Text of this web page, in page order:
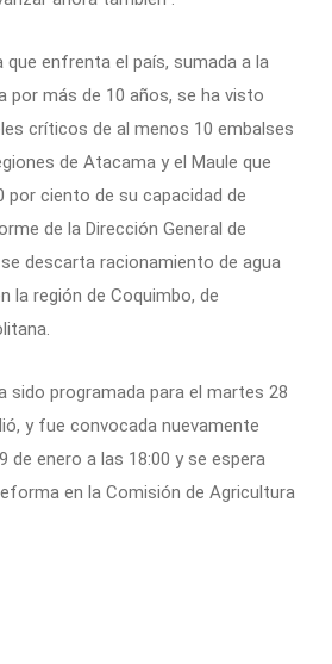
que enfrenta el país, sumada a la
por más de 10 años, se ha visto
críticos de al menos 10 embalses
de Atacama y el Maule que
por ciento de su capacidad de
de la Dirección General de
descarta racionamiento de agua
la región de Coquimbo, de
sido programada para el martes 28
y fue convocada nuevamente
de enero a las 18:00 y se espera
en la Comisión de Agricultura